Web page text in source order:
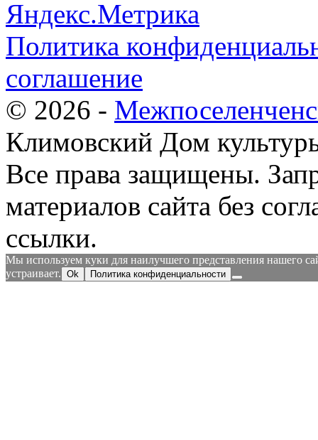
Политика
соглашение
© 2026 -
Климовский Дом
Все права защищены.
материалов сайта без
ссылки.
Мы используем куки для наилучшего представления нашего
устраивает. Ok Политика конфиденциальности